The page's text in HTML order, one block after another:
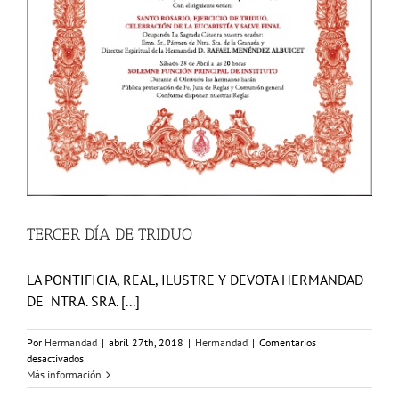
TERCER DÍA DE TRIDUO
LA PONTIFICIA, REAL, ILUSTRE Y DEVOTA HERMANDAD
DE NTRA. SRA. [...]
Por Hermandad | abril 27th, 2018 | Hermandad | Comentarios
desactivadosen
TERCER
DÍA
Más información